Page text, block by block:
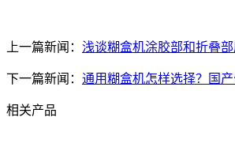
上一篇新闻： 浅谈糊盒机涂胶部和折叠
下一篇新闻： 通用糊盒机怎样选择？国
相关产品